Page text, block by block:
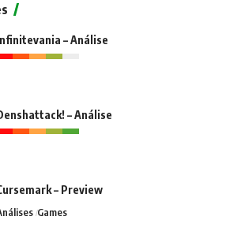
– Análise
– Análise
– Preview
Games